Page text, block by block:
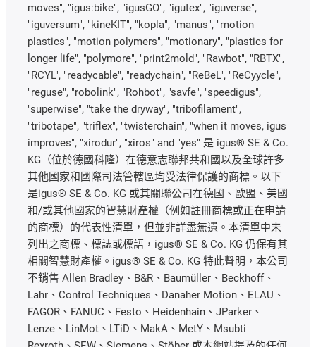
moves", "igus:bike", "igusGO", "igutex", "iguverse",
"iguversum", "kineKIT", "kopla", "manus", "motion
plastics", "motion polymers", "motionary", "plastics for
longer life", "polymore", "print2mold", "Rawbot", "RBTX",
"RCYL", "readycable", "readychain", "ReBeL", "ReCyycle",
"reguse", "robolink", "Rohbot", "savfe", "speedigus",
"superwise", "take the dryway", "tribofilament",
"tribotape", "triflex", "twisterchain", "when it moves, igus
improves", "xirodur", "xiros" and "yes" 是 igus® SE & Co.
KG（位於德國科隆）在德意志聯邦共和國以及全球許多
其他國家和國際司法管轄區均受法律保護的商標。以下
是igus® SE & Co. KG 或其關聯公司在德國、歐盟、美國
和/或其他國家的智慧財產權（例如註冊商標或正在申請
的商標）的代表性清單，但並非詳盡無遺。本清單中未
列出之商標、標誌或標語，igus® SE & Co. KG 仍保有其
相關智慧財產權。igus® SE & Co. KG 特此聲明，本公司
不銷售 Allen Bradley、B&R、Baumüller、Beckhoff、
Lahr、Control Techniques、Danaher Motion、ELAU、
FAGOR、FANUC、Festo、Heidenhain、JParker、
Lenze、LinMot、LTiD、MakA、MetY、Msubti